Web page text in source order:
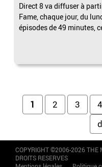
Direct 8 va diffuser à
Fame, chaque jour, du
épisodes de 49 minutes,
Pages
1 2 3 4
COPYRIGHT ©2006-2026 THE
DROITS RESERVES